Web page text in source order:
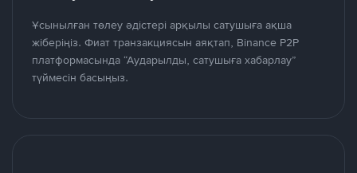
Ұсынылған төлеу әдістері арқылы сатушыға ақша
жіберіңіз. Фиат транзакциясын аяқтап, Binance P2P
платформасында “Аударылды, сатушыға хабарлау”
түймесін басыңыз.